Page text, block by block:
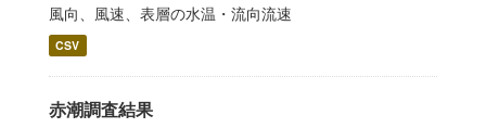
風向、風速、表層の水温・流向流速
CSV
赤潮調査結果